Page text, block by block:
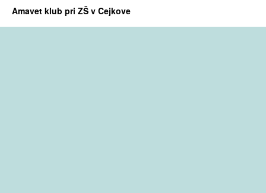
Amavet klub pri ZŠ v Cejkove